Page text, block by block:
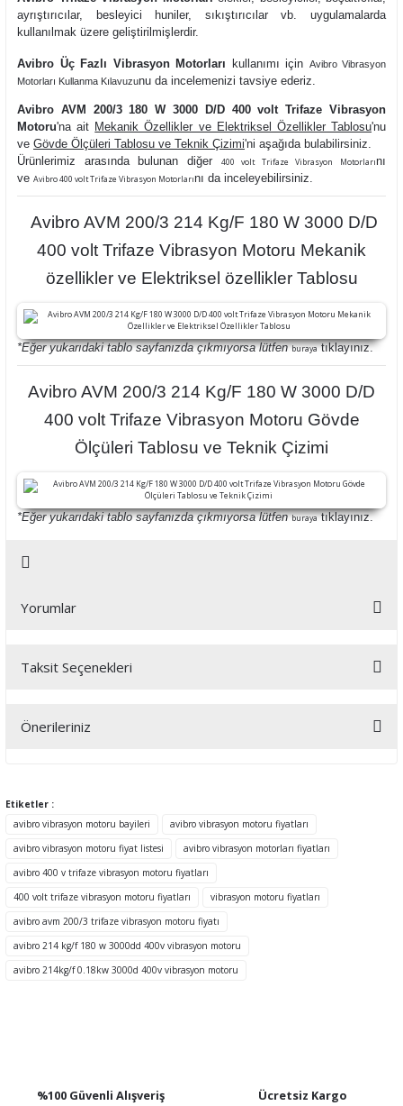
ayrıştırıcılar, besleyici huniler, sıkıştırıcılar vb. uygulamalarda
kullanılmak üzere geliştirilmişlerdir.
Avibro Üç Fazlı Vibrasyon Motorları kullanımı için Avibro Vibrasyon
Motorları Kullanma Kılavuzunu da incelemenizi tavsiye ederiz.
Avibro AVM 200/3 180 W 3000 D/D 400 volt Trifaze Vibrasyon
Motoru'na ait Mekanik Özellikler ve Elektriksel Özellikler Tablosu'nu
ve Gövde Ölçüleri Tablosu ve Teknik Çizimi'ni aşağıda bulabilirsiniz.
Ürünlerimiz arasında bulunan diğer
400 volt Trifaze Vibrasyon Motorlarını
ve Avibro 400 volt Trifaze Vibrasyon Motorlarını da inceleyebilirsiniz.
Avibro AVM 200/3 214 Kg/F 180 W 3000 D/D
400 volt Trifaze Vibrasyon Motoru Mekanik
özellikler ve Elektriksel özellikler Tablosu
*Eğer yukarıdaki tablo sayfanızda çıkmıyorsa lütfenburayatıklayınız.
Avibro AVM 200/3 214 Kg/F 180 W 3000 D/D
400 volt Trifaze Vibrasyon Motoru Gövde
Ölçüleri Tablosu ve Teknik Çizimi
*Eğer yukarıdaki tablo sayfanızda çıkmıyorsa lütfenburayatıklayınız.
Yorumlar
Bu ürüne ilk yorumu siz yapın!
Taksit Seçenekleri
Önerileriniz
tarafımıza iletebilirsiniz.
Görüş ve önerileriniz için teşekkür ederiz.
Ürün açıklamasında eksik bilgiler bulunuyor.
Ürün bilgilerinde hatalar bulunuyor.
Ürün fiyatı diğer sitelerden daha pahalı.
Bu ürüne benzer farklı alternatifler olmalı.
Etiketler :
avibro vibrasyon motoru bayileri
avibro vibrasyon motoru fiyatları
avibro vibrasyon motoru fiyat listesi
avibro vibrasyon motorları fiyatları
avibro 400 v trifaze vibrasyon motoru fiyatları
400 volt trifaze vibrasyon motoru fiyatları
vibrasyon motoru fiyatları
avibro avm 200/3 trifaze vibrasyon motoru fiyatı
avibro 214 kg/f 180 w 3000dd 400v vibrasyon motoru
avibro 214kg/f 0.18kw 3000d 400v vibrasyon motoru
%100 Güvenli Alışveriş Ücretsiz Kargo